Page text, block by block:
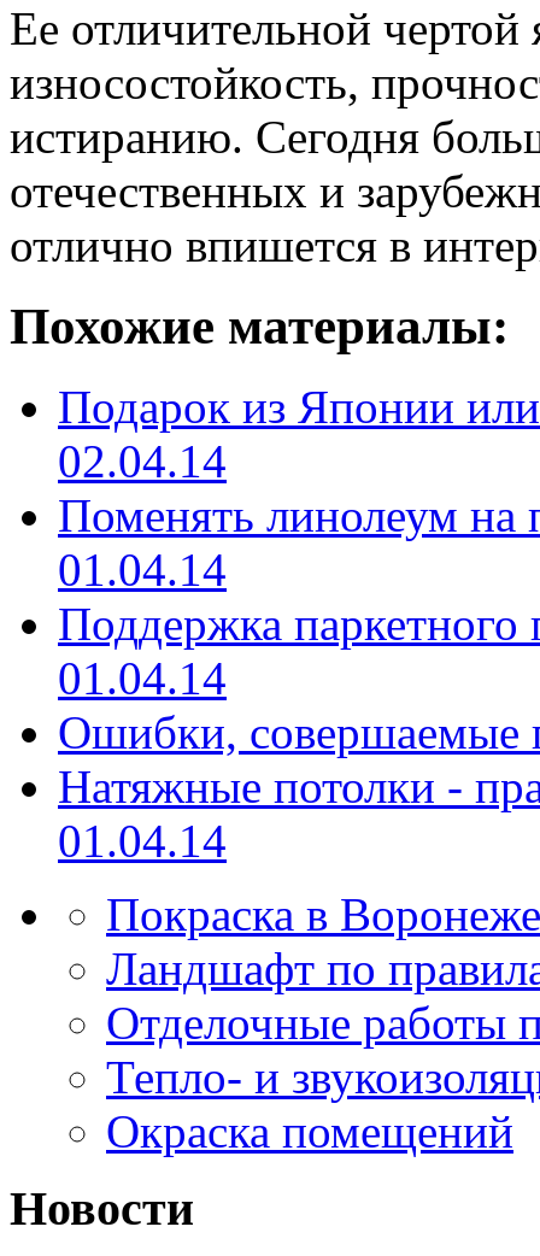
Ее отличительной чертой
износостойкость,
истиранию. Сегодня
отечественных и
отлично впишется в
Похожие материалы:
Подарок из Японии
02.04.14
Поменять линолеум на
01.04.14
Поддержка
01.04.14
Ошибки, совершаемые
Натяжные потолки -
01.04.14
Покраска в Воронеже
Ландшафт по
Отделочные работы
Тепло- и
Окраска помещений
Новости